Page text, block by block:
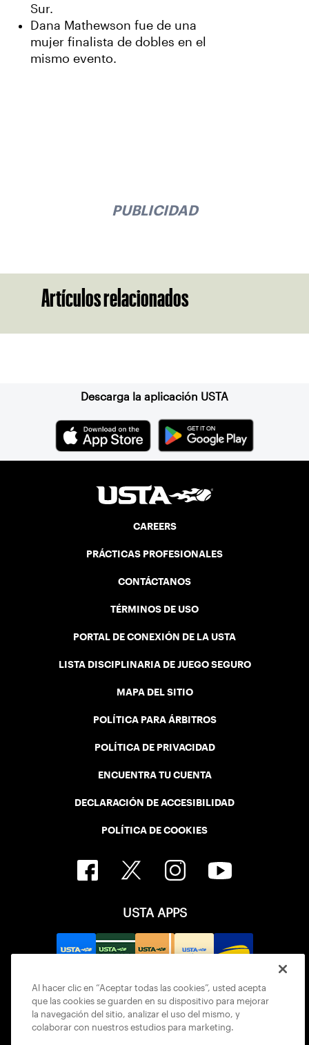
Sur.
Dana Mathewson fue de una
mujer finalista de dobles en el
mismo evento.
PUBLICIDAD
Artículos relacionados
Descarga la aplicación USTA
CAREERS
PRÁCTICAS PROFESIONALES
CONTÁCTANOS
TÉRMINOS DE USO
PORTAL DE CONEXIÓN DE LA USTA
LISTA DISCIPLINARIA DE JUEGO SEGURO
MAPA DEL SITIO
POLÍTICA PARA ÁRBITROS
POLÍTICA DE PRIVACIDAD
ENCUENTRA TU CUENTA
DECLARACIÓN DE ACCESIBILIDAD
POLÍTICA DE COOKIES
USTA APPS
Al hacer clic en “Aceptar todas las cookies”, usted acepta
que las cookies se guarden en su dispositivo para mejorar
la navegación del sitio, analizar el uso del mismo, y
colaborar con nuestros estudios para marketing.